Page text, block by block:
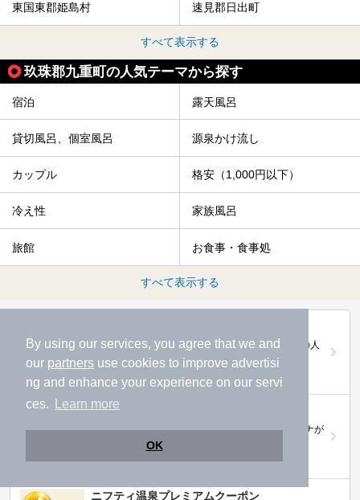
By using our services, you agree that we and
our partners use cookies to improve advertisi
ng and enhance your experience on our servi
ces.
Learn more
OK
東国東郡姫島村 速見郡日出町
すべて表示する
玖珠郡九重町の人気テーマから探す
宿泊 露天風呂
貸切風呂、個室風呂 源泉かけ流し
カップル 格安（1,000円以下）
冷え性 家族風呂
旅館 お食事・食事処
すべて表示する
全国約2.2万件の中から頂点に選ばれた、2025年の人
ニフティ温泉 サウナランキング2026
おふろ好きユーザーの投票により、全国No.1サウナが
ニフティ温泉プレミアムクーポン